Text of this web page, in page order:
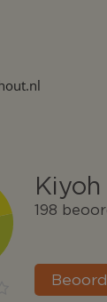
Privacy Policy